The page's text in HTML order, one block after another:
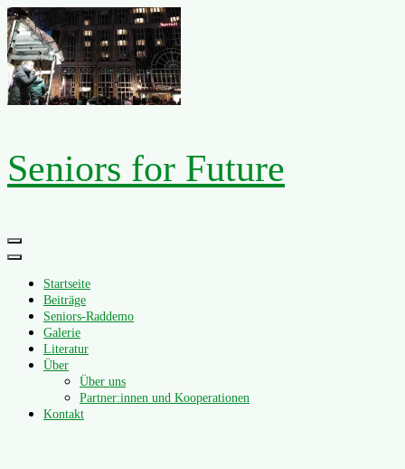
Zum
Inhalt
springen
Seniors for Future
Primäres
Menü
Startseite
Beiträge
Seniors-Raddemo
Galerie
Literatur
Über
Über uns
Partner:innen und Kooperationen
Kontakt